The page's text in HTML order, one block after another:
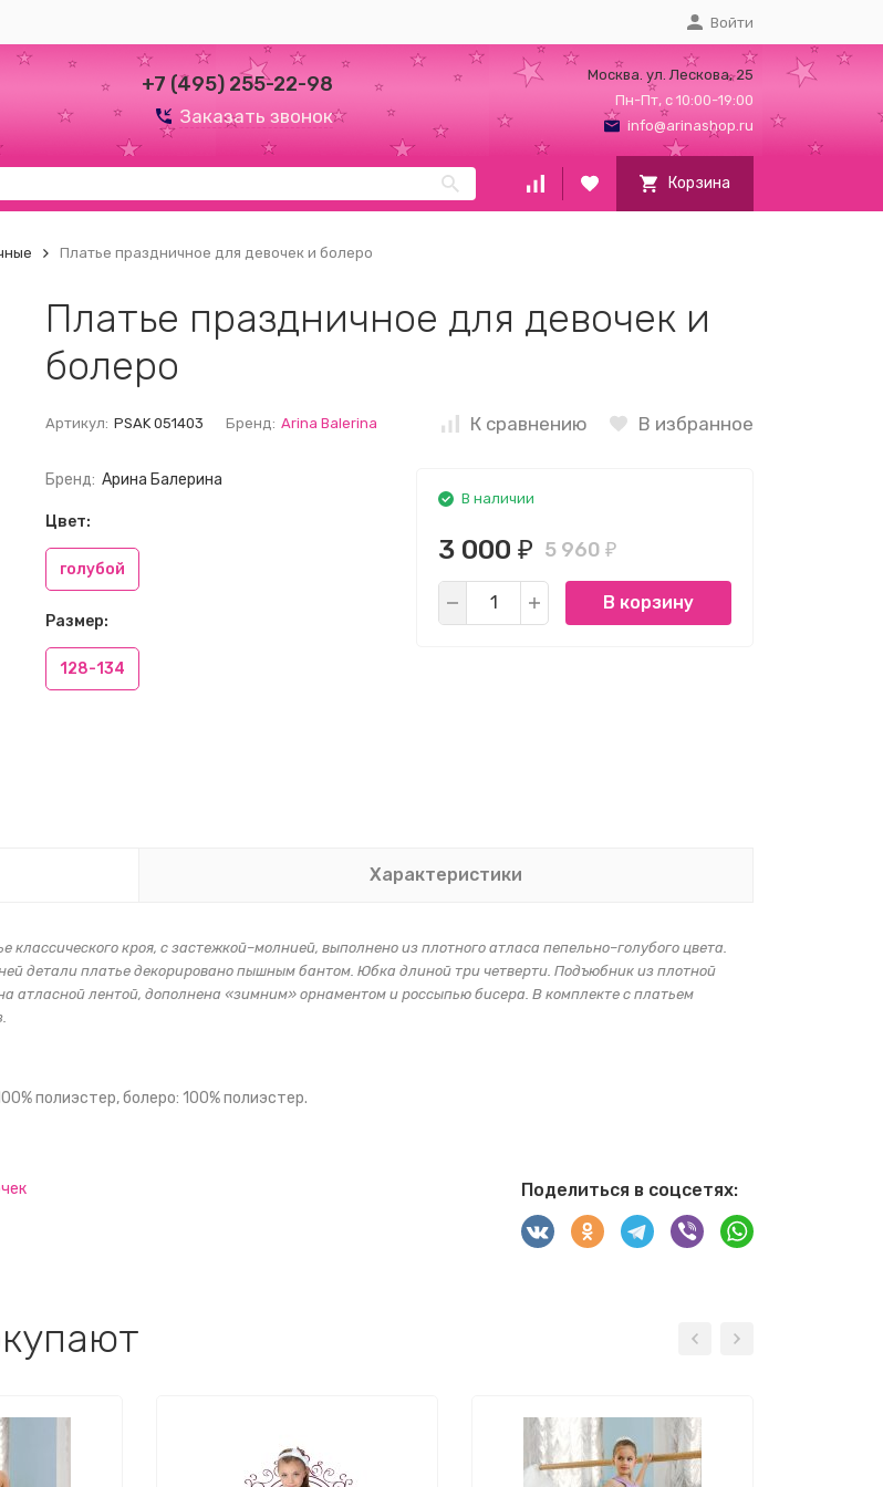
Войти
+7 (495) 255-22-98
Заказать звонок
Москва. ул. Лескова, 25
Пн-Пт, с 10:00-19:00
info@arinashop.ru
Корзина
Платье праздничное для девочек и болеро
Платье праздничное для девочек и
болеро
Артикул: PSAK 051403 Бренд: Arina Balerina К сравнению В избранное
Бренд: Арина Балерина
Цвет:
голубой
Размер:
128-134
В наличии
3 000 ₽ 5 960 ₽
В корзину
Характеристики
кроя, с застежкой–молнией, выполнено из плотного атласа пепельно–голубого цвета.
детали платье декорировано пышным бантом. Юбка длиной три четверти. Подъюбник из плотной
атласной лентой, дополнена «зимним» орнаментом и россыпью бисера. В комплекте с платьем
полиэстер, болеро: 100% полиэстер.
Поделиться в соцсетях: